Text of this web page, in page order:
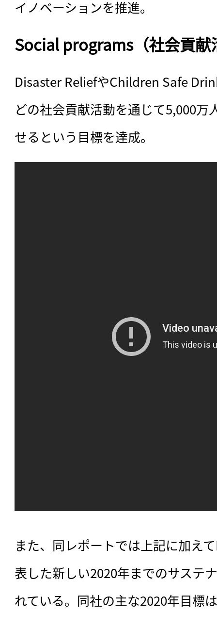
イノベーションを推進。
Social programs（社会貢献
Disaster ReliefやChildren Safe
どの社会貢献活動を通じて5,000万
せるという目標を達成。
また、同レポートでは上記に加え
表した新しい2020年までのサステ
れている。同社の主な2020年目標